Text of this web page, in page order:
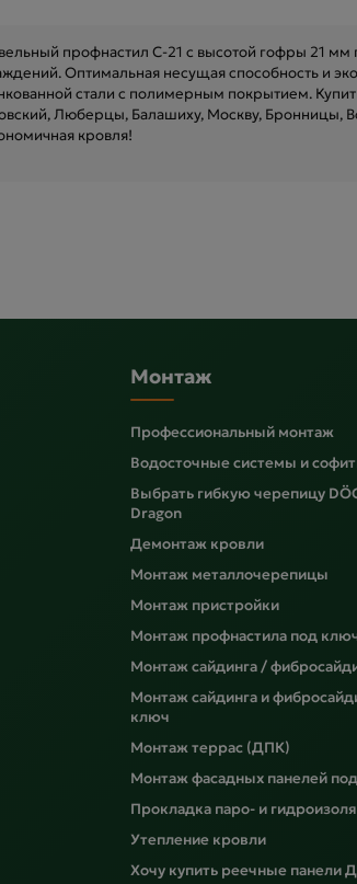
профнастил C-21 с высотой гофры 21
Оптимальная несущая способность и
стали с полимерным покрытием.
Люберцы, Балашиху, Москву, Бронницы,
кровля!
Монтаж
Профессиональный монтаж
Водосточные системы и
Выбрать гибкую черепицу
Dragon
Демонтаж кровли
Монтаж металлочерепицы
Монтаж пристройки
Монтаж профнастила под
Монтаж сайдинга /
Монтаж сайдинга и
ключ
Монтаж террас (ДПК)
Монтаж фасадных панелей
Прокладка паро- и
Утепление кровли
Хочу купить реечные панели